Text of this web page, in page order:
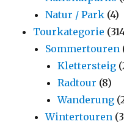
Natur / Park (4)
Tourkategorie
Sommertouren
Klettersteig
Radtour (8)
Wanderung
Wintertouren